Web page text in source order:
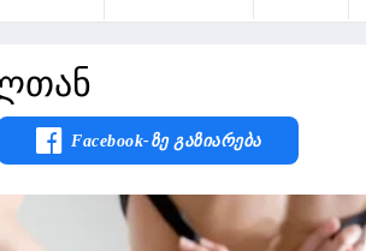
Facebook-Ზე Გაზიარება